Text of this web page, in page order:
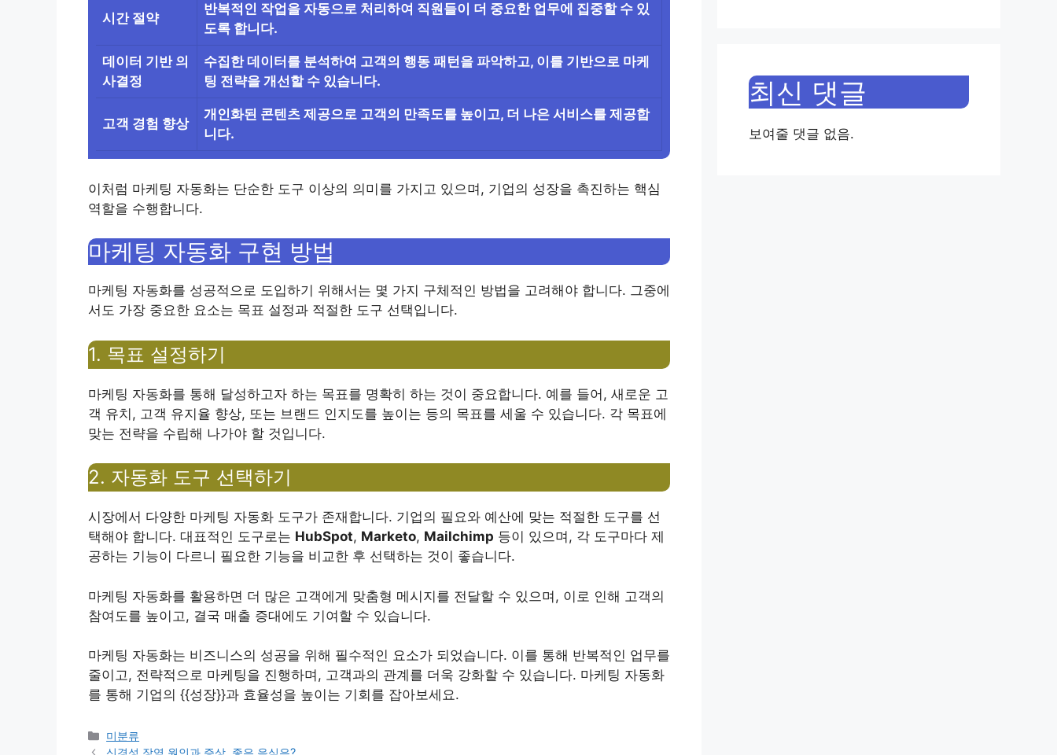
시간 절약
반복적인 작업을 자동으로 처리하여 직원들이 더 중요한 업무에 집중할 수 있
도록 합니다.
데이터 기반 의
사결정
수집한 데이터를 분석하여 고객의 행동 패턴을 파악하고, 이를 기반으로 마케
팅 전략을 개선할 수 있습니다.
고객 경험 향상
개인화된 콘텐츠 제공으로 고객의 만족도를 높이고, 더 나은 서비스를 제공합
니다.
이처럼 마케팅 자동화는 단순한 도구 이상의 의미를 가지고 있으며, 기업의 성장을 촉진하는 핵심
역할을 수행합니다.
마케팅 자동화 구현 방법
마케팅 자동화를 성공적으로 도입하기 위해서는 몇 가지 구체적인 방법을 고려해야 합니다. 그중에
서도 가장 중요한 요소는 목표 설정과 적절한 도구 선택입니다.
1. 목표 설정하기
마케팅 자동화를 통해 달성하고자 하는 목표를 명확히 하는 것이 중요합니다. 예를 들어, 새로운 고
객 유치, 고객 유지율 향상, 또는 브랜드 인지도를 높이는 등의 목표를 세울 수 있습니다. 각 목표에
맞는 전략을 수립해 나가야 할 것입니다.
2. 자동화 도구 선택하기
시장에서 다양한 마케팅 자동화 도구가 존재합니다. 기업의 필요와 예산에 맞는 적절한 도구를 선
택해야 합니다. 대표적인 도구로는 HubSpot, Marketo, Mailchimp 등이 있으며, 각 도구마다 제
공하는 기능이 다르니 필요한 기능을 비교한 후 선택하는 것이 좋습니다.
마케팅 자동화를 활용하면 더 많은 고객에게 맞춤형 메시지를 전달할 수 있으며, 이로 인해 고객의
참여도를 높이고, 결국 매출 증대에도 기여할 수 있습니다.
마케팅 자동화는 비즈니스의 성공을 위해 필수적인 요소가 되었습니다. 이를 통해 반복적인 업무를
줄이고, 전략적으로 마케팅을 진행하며, 고객과의 관계를 더욱 강화할 수 있습니다. 마케팅 자동화
를 통해 기업의 {{성장}}과 효율성을 높이는 기회를 잡아보세요.
Categories
미분류
최신 댓글
보여줄 댓글 없음.